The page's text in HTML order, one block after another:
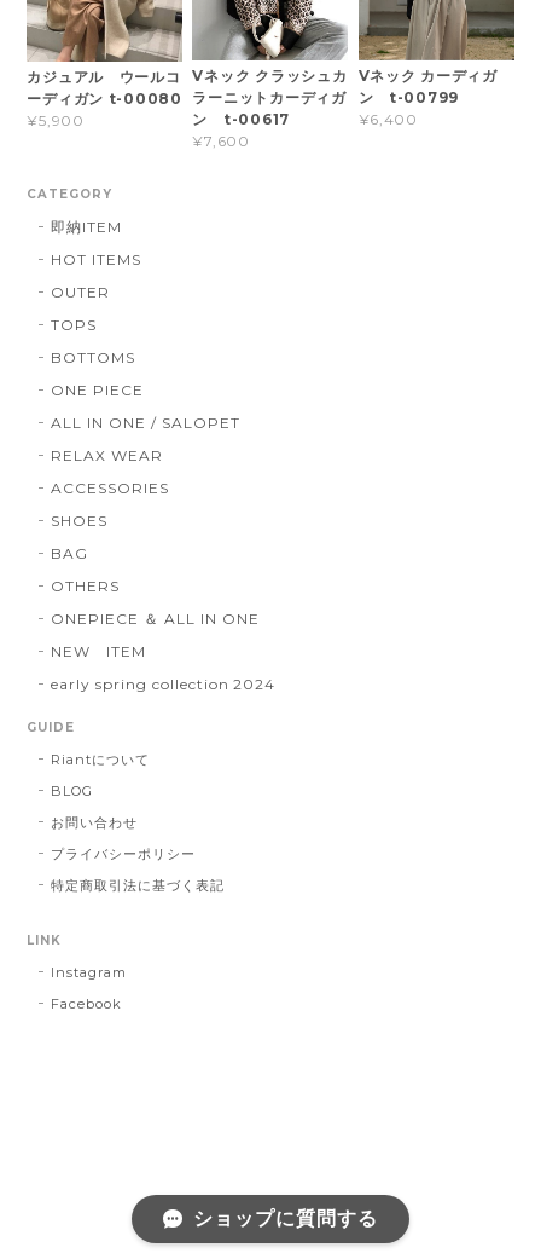
カジュアル ウールコ
ーディガン t-00080
¥5,900
Vネック クラッシュカ
ラーニットカーディガ
ン t-00617
¥7,600
Vネック カーディガ
ン t-00799
¥6,400
CATEGORY
即納ITEM
HOT ITEMS
OUTER
TOPS
BOTTOMS
ONE PIECE
ALL IN ONE / SALOPET
RELAX WEAR
ACCESSORIES
SHOES
BAG
OTHERS
ONEPIECE ＆ ALL IN ONE
NEW ITEM
early spring collection 2024
GUIDE
Riantについて
BLOG
お問い合わせ
プライバシーポリシー
特定商取引法に基づく表記
LINK
Instagram
Facebook
ショップに質問する